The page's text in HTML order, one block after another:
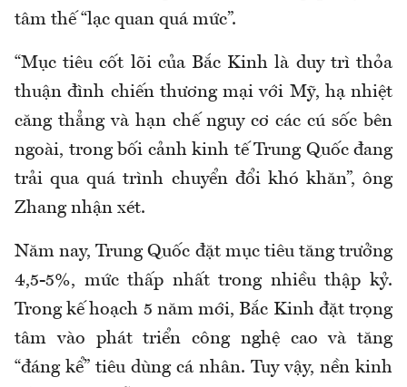
tâm thế “lạc quan quá mức”.
“Mục tiêu cốt lõi của Bắc Kinh là duy trì thỏa
thuận đình chiến thương mại với Mỹ, hạ nhiệt
căng thẳng và hạn chế nguy cơ các cú sốc bên
ngoài, trong bối cảnh kinh tế Trung Quốc đang
trải qua quá trình chuyển đổi khó khăn”, ông
Zhang nhận xét.
Năm nay, Trung Quốc đặt mục tiêu tăng trưởng
4,5-5%, mức thấp nhất trong nhiều thập kỷ.
Trong kế hoạch 5 năm mới, Bắc Kinh đặt trọng
tâm vào phát triển công nghệ cao và tăng
“đáng kể” tiêu dùng cá nhân. Tuy vậy, nền kinh